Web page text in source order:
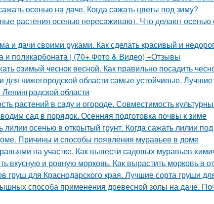
осенью на даче. Когда сажать цветы под зиму?
растения осенью пересаживают. Что делают
и дачи своими руками. Как сделать красивый и
и поликарбоната | (70+ Фото & Видео) +Отзывы
озимый чеснок весной. Как правильно посадить
для нижегородской области самые устойчивые.
области
растений в саду и огороде. Совместимость
сад в порядок. Осенняя подготовка почвы к зиме
лилии осенью в открытый грунт. Когда сажать лилии
Причины и способы появления муравьев в доме
на участке. Как вывести садовых муравьев
вкусную и ровную морковь. Как вырастить морковь в
груш для Краснодарского края. Лучшие сорта груши
способа применения древесной золы на даче.